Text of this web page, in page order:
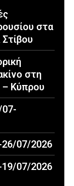
στα
στη
– Κύπρου
26/07/2026
19/07/2026